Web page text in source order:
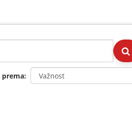
prema